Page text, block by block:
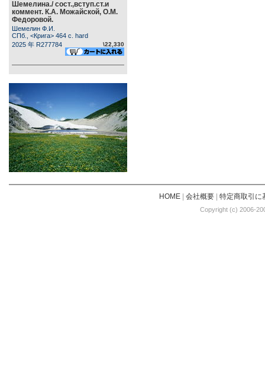
Шемелина./ сост.,вступ.ст.и
коммент. К.А. Можайской, О.М.
Федоровой.
Шемелин Ф.И.
СПб., <Крига> 464 c. hard
2025 年 R277784
\22,330
HOME| 会社概要| 特定商取引に
Copyright (c) 2006-